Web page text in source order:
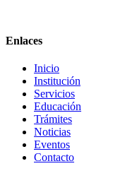
Enlaces
Inicio
Institución
Servicios
Educación
Trámites
Noticias
Eventos
Contacto